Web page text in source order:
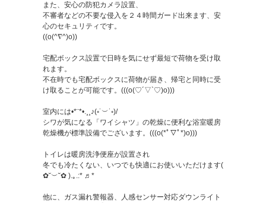
また、安心の防犯カメラ設置、
不審者などの不要な侵入を２４時間ガード出来ます、安
心のセキュリティです。
((o(^∇^)o))
宅配ボックス設置で日時を気にせず最短で荷物を受け取
れます。
不在時でも宅配ボックスに荷物が届き、帰宅と同時に受
け取ることが可能です。(((o(♡´▽`♡)o)))
室内には•*¨*•.¸¸♪(◦˙︶˙◦)/
シワが気になる「ワイシャツ」の乾燥に便利な浴室暖房
乾燥機が標準設備でございます。(((o(*ﾟ▽ﾟ*)o)))
トイレは暖房洗浄便座が設置され
冬でも冷たくない、いつでも快適にお使いいただけます(
✿˘︶˘✿ ).｡.:* ♬*
他に、ガス漏れ警報器、人感センサー対応ダウンライト